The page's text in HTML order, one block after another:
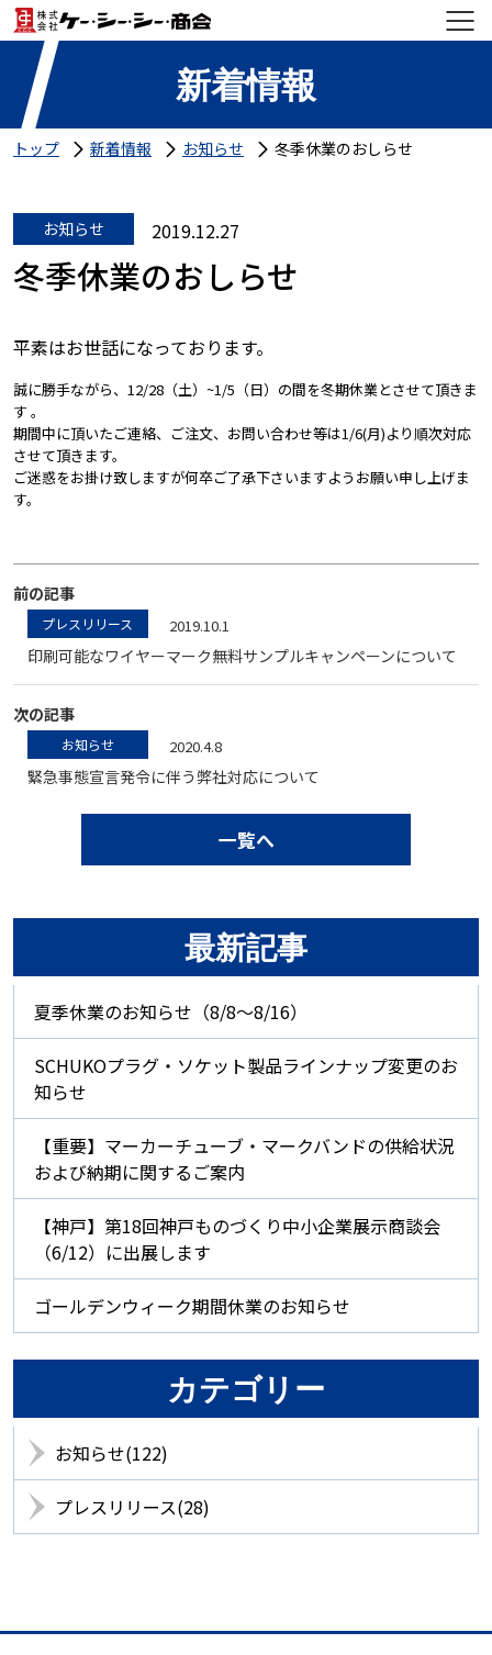
新着情報
トップ 新着情報 お知らせ 冬季休業のおしらせ
お知らせ 2019.12.27
冬季休業のおしらせ
平素はお世話になっております。
誠に勝手ながら、12/28（土）~1/5（日）の間を冬期休業とさせて頂きま
す 。
期間中に頂いたご連絡、ご注文、お問い合わせ等は1/6(月)より順次対応
させて頂きます。
ご迷惑をお掛け致しますが何卒ご了承下さいますようお願い申し上げま
す。
前の記事
プレスリリース 2019.10.1
印刷可能なワイヤーマーク無料サンプルキャンペーンについて
次の記事
お知らせ 2020.4.8
緊急事態宣言発令に伴う弊社対応について
一覧へ
最新記事
夏季休業のお知らせ（8/8～8/16）
SCHUKOプラグ・ソケット製品ラインナップ変更のお
知らせ
【重要】マーカーチューブ・マークバンドの供給状況
および納期に関するご案内
【神戸】第18回神戸ものづくり中小企業展示商談会
（6/12）に出展します
ゴールデンウィーク期間休業のお知らせ
カテゴリー
お知らせ(122)
プレスリリース(28)